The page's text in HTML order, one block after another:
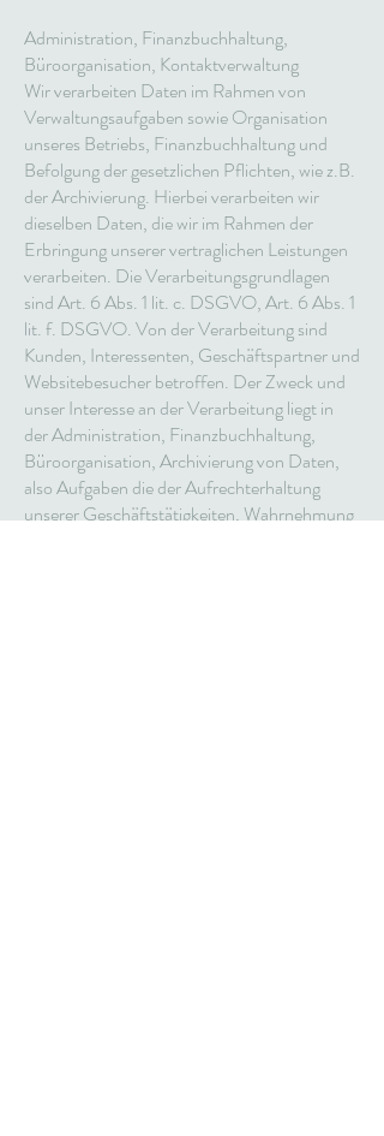
Administration, Finanzbuchhaltung,
Büroorganisation, Kontaktverwaltung
Wir verarbeiten Daten im Rahmen von
Verwaltungsaufgaben sowie Organisation
unseres Betriebs, Finanzbuchhaltung und
Befolgung der gesetzlichen Pflichten, wie z.B.
der Archivierung. Hierbei verarbeiten wir
dieselben Daten, die wir im Rahmen der
Erbringung unserer vertraglichen Leistungen
verarbeiten. Die Verarbeitungsgrundlagen
sind Art. 6 Abs. 1 lit. c. DSGVO, Art. 6 Abs. 1
lit. f. DSGVO. Von der Verarbeitung sind
Kunden, Interessenten, Geschäftspartner und
Websitebesucher betroffen. Der Zweck und
unser Interesse an der Verarbeitung liegt in
der Administration, Finanzbuchhaltung,
Büroorganisation, Archivierung von Daten,
also Aufgaben die der Aufrechterhaltung
unserer Geschäftstätigkeiten, Wahrnehmung